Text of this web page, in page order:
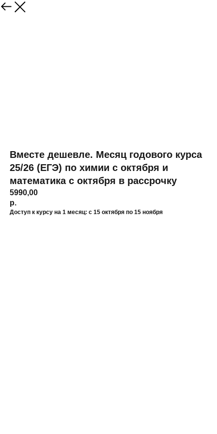
Вместе дешевле. Месяц годового курса
25/26 (ЕГЭ) по химии с октября и
математика с октября в рассрочку
5990,00
р.
Доступ к курсу на 1 месяц: с 15 октября по 15 ноября